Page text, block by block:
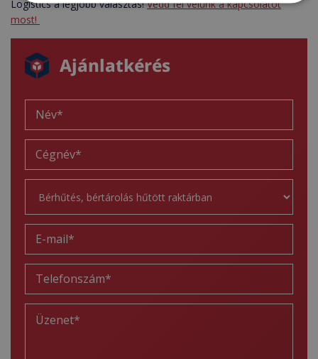
Logistics a legjobb választás!Vedd fel velünk a kapcsolatot
most!
Ajánlatkérés